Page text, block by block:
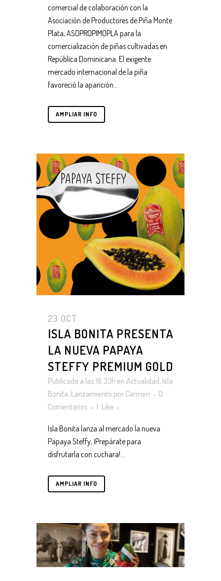
comercial de colaboración con la
Asociación de Productores de Piña Monte
Plata, ASOPROPIMOPLA para la
comercialización de piñas cultivadas en
República Dominicana. El exigente
mercado internacional de la piña
favoreció la aparición...
AMPLIAR INFO
23 OCT
ISLA BONITA PRESENTA
LA NUEVA PAPAYA
STEFFY PREMIUM GOLD
Publicado a las 18:33h en Actualidad, Isla
Bonita, Lanzamiento por Carmen
0
Comentarios
1 Like
Isla Bonita lanza al mercado la nueva
Papaya Steffy, ¡Prepárate para
disfrutarla con cuchara!...
AMPLIAR INFO